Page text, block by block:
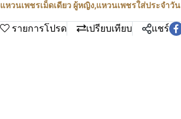
แหวนเพชรเม็ดเดียว ผู้หญิง,แหวนเพชรใส่ประจำวัน
รายการโปรด เปรียบเทียบ แชร์